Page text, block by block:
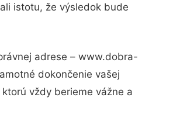
istotu, že výsledok bude
adrese – www.dobra-
dokončenie vašej
vždy berieme vážne a